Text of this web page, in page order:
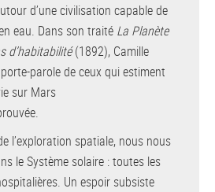
d’une civilisation capable de
eau. Dans son traité La Planète
d’habitabilité(1892), Camille
parole de ceux qui estiment
sur Mars
l’exploration spatiale, nous nous
le Système solaire : toutes les
Un espoir subsiste